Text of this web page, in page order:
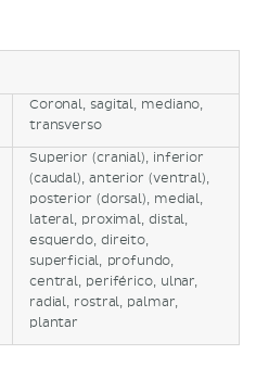
Coronal, sagital, mediano,
transverso
Superior (cranial), inferior
(caudal), anterior (ventral),
posterior (dorsal), medial,
lateral, proximal, distal,
esquerdo, direito,
superficial, profundo,
central, periférico, ulnar,
radial, rostral, palmar,
plantar